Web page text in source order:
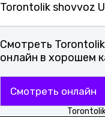
Torontolik shovvoz
Смотреть
онлайн в хорошем
Смотреть онлайн